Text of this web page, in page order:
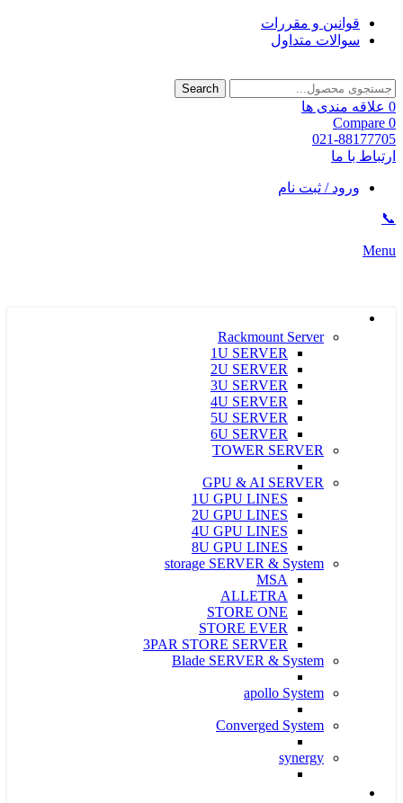
قوانین و مقررات
سوالات متداول
Search
0 علاقه مندی ها
0
Compare
021-88177705
ارتباط با ما
ورود / ثبت نام
📞
Menu
Rackmount Server
1U SERVER
2U SERVER
3U SERVER
4U SERVER
5U SERVER
6U SERVER
TOWER SERVER
GPU & AI SERVER
1U GPU LINES
2U GPU LINES
4U GPU LINES
8U GPU LINES
storage SERVER & System
MSA
ALLETRA
STORE ONE
STORE EVER
3PAR STORE SERVER
Blade SERVER & System
apollo System
Converged System
synergy